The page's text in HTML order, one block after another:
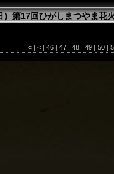
第17回ひがしまつやま花
« | < | 46 | 47 | 48 | 49 | 50 |